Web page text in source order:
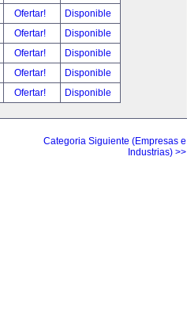
Ofertar!
Disponible
Ofertar!
Disponible
Ofertar!
Disponible
Ofertar!
Disponible
Ofertar! Disponible
Categoria Siguiente (Empresas e
Industrias) >>